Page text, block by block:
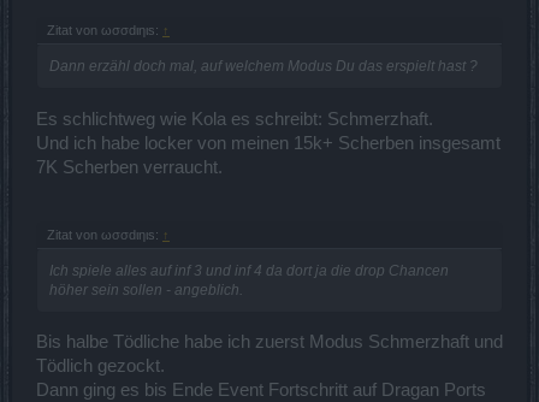
Zitat von ωσσdιηιѕ: ↑
Dann erzähl doch mal, auf welchem Modus Du das erspielt hast ?
Es schlichtweg wie Kola es schreibt: Schmerzhaft.
Und ich habe locker von meinen 15k+ Scherben insgesamt
7K Scherben verraucht.
Zitat von ωσσdιηιѕ: ↑
Ich spiele alles auf inf 3 und inf 4 da dort ja die drop Chancen
höher sein sollen - angeblich.
Bis halbe Tödliche habe ich zuerst Modus Schmerzhaft und
Tödlich gezockt.
Dann ging es bis Ende Event Fortschritt auf Dragan Ports